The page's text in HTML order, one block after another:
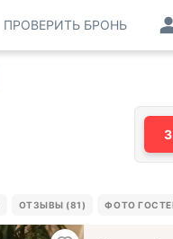
ПРОВЕРИТЬ БРОНЬ
ОТЗЫВЫ (81) ФОТО